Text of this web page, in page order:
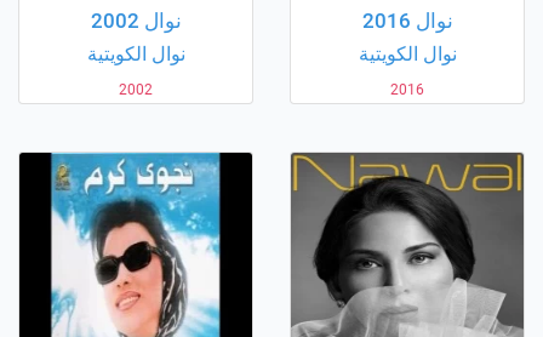
نوال 2016
نوال الكويتية
2016
نوال 2002
نوال الكويتية
2002